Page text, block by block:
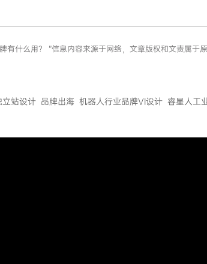
有什么用？ ”信息内容来源于网络，文章版权和文责属
立站设计 品牌出海 机器人行业品牌VI设计 睿星人工